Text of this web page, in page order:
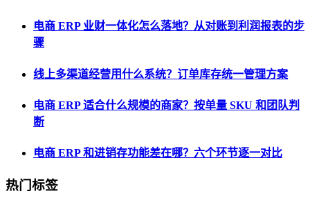
电商 ERP 业财一体化怎么落地？从对账到利润报表的步
骤
线上多渠道经营用什么系统？订单库存统一管理方案
电商 ERP 适合什么规模的商家？按单量 SKU 和团队判
断
电商 ERP 和进销存功能差在哪？六个环节逐一对比
热门标签